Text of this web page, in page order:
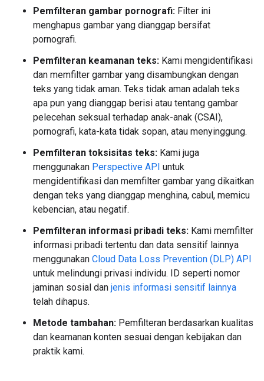
Pemfilteran gambar pornografi: Filter ini
menghapus gambar yang dianggap bersifat
pornografi.
Pemfilteran keamanan teks: Kami mengidentifikasi
dan memfilter gambar yang disambungkan dengan
teks yang tidak aman. Teks tidak aman adalah teks
apa pun yang dianggap berisi atau tentang gambar
pelecehan seksual terhadap anak-anak (CSAI),
pornografi, kata-kata tidak sopan, atau menyinggung.
Pemfilteran toksisitas teks: Kami juga
menggunakan Perspective API untuk
mengidentifikasi dan memfilter gambar yang dikaitkan
dengan teks yang dianggap menghina, cabul, memicu
kebencian, atau negatif.
Pemfilteran informasi pribadi teks: Kami memfilter
informasi pribadi tertentu dan data sensitif lainnya
menggunakan Cloud Data Loss Prevention (DLP) API
untuk melindungi privasi individu. ID seperti nomor
jaminan sosial dan jenis informasi sensitif lainnya
telah dihapus.
Metode tambahan: Pemfilteran berdasarkan kualitas
dan keamanan konten sesuai dengan kebijakan dan
praktik kami.